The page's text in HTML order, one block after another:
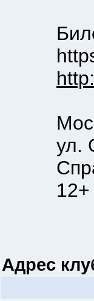
https://
ул.
12+
Адрес